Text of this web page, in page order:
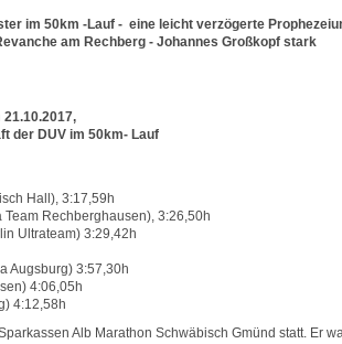
im 50km -Lauf - eine leicht verzögerte
am Rechberg - Johannes Großkopf stark
der DUV im 50km- Lauf
Hall), 3:17,59h
Rechberghausen), 3:26,50h
Ultrateam) 3:29,42h
Augsburg) 3:57,30h
4:06,05h
4:12,58h
Alb Marathon Schwäbisch Gmünd statt. Er